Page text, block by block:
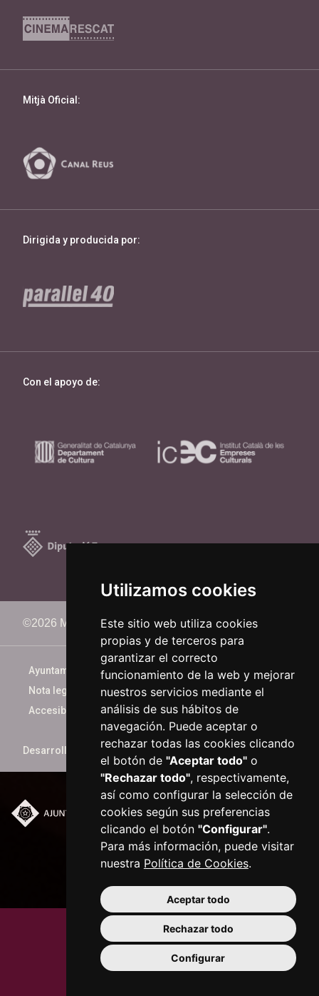
Utilizamos cookies
Este sitio web utiliza cookies
propias y de terceros para
garantizar el correcto
funcionamiento de la web y mejorar
nuestros servicios mediante el
análisis de sus hábitos de
navegación. Puede aceptar o
rechazar todas las cookies clicando
el botón de "Aceptar todo"o
"Rechazar todo", respectivamente,
así como configurar la selección de
cookies según sus preferencias
clicando el botón "Configurar".
Para más información, puede visitar
nuestra Política de Cookies.
Aceptar todo
Rechazar todo
Configurar
Mitjà Oficial:
Dirigida y producida por:
Con el apoyo de:
©2026 Memorimage Festival
Ayuntamiento de Reus
Nota legal
Accesibilidad
Desarrollado porxarop.com
Plaça del Mercadal ·
43201 Reus
977 010 010
ajuntament@reus.cat